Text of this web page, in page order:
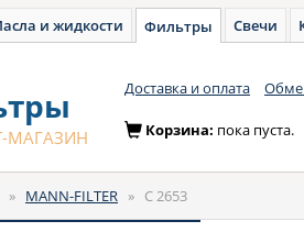
и жидкости Фильтры Свечи
МАГАЗИН
Доставка и оплата
Корзина: пока пуста.
» MANN-FILTER » C 2653